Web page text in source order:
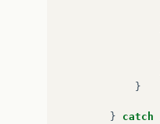
}
} catch